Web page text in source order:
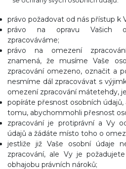
právo požadovat od nás přístup k
právo na opravu Vašich
zpracováváme;
právo na omezení
znamená, že musíme Vaše
zpracování omezeno, označit a
nesmíme dál zpracovávat s
omezení zpracování mátetehdy,
popíráte přesnost osobních
tomu, abychommohli přesnost
zpracování je protiprávní a Vy
údajů a žádáte místo toho o
jestliže již Vaše osobní údaje
zpracování, ale Vy je
obhajobu právních nároků;